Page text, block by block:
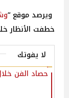
ويرصد موقع “
خطفت الأنظار
لا يفوتك
حصاد الفن خلال 24